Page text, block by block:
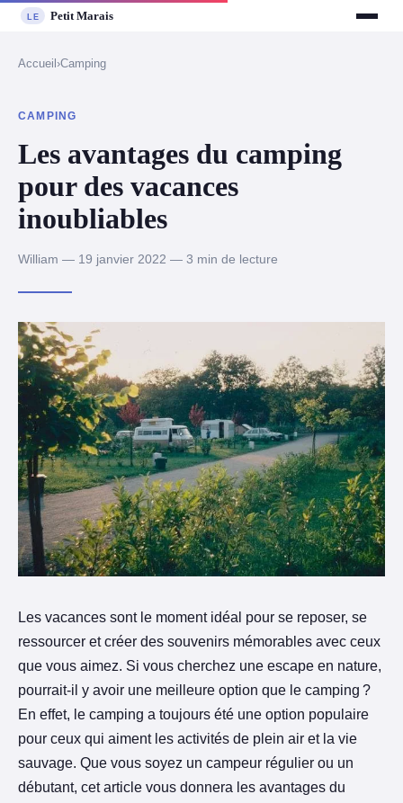
Accueil ›Camping
CAMPING
Les avantages du camping
pour des vacances
inoubliables
William — 19 janvier 2022 — 3 min de lecture
Les vacances sont le moment idéal pour se reposer, se
ressourcer et créer des souvenirs mémorables avec ceux
que vous aimez. Si vous cherchez une escape en nature,
pourrait-il y avoir une meilleure option que le camping ?
En effet, le camping a toujours été une option populaire
pour ceux qui aiment les activités de plein air et la vie
sauvage. Que vous soyez un campeur régulier ou un
débutant, cet article vous donnera les avantages du